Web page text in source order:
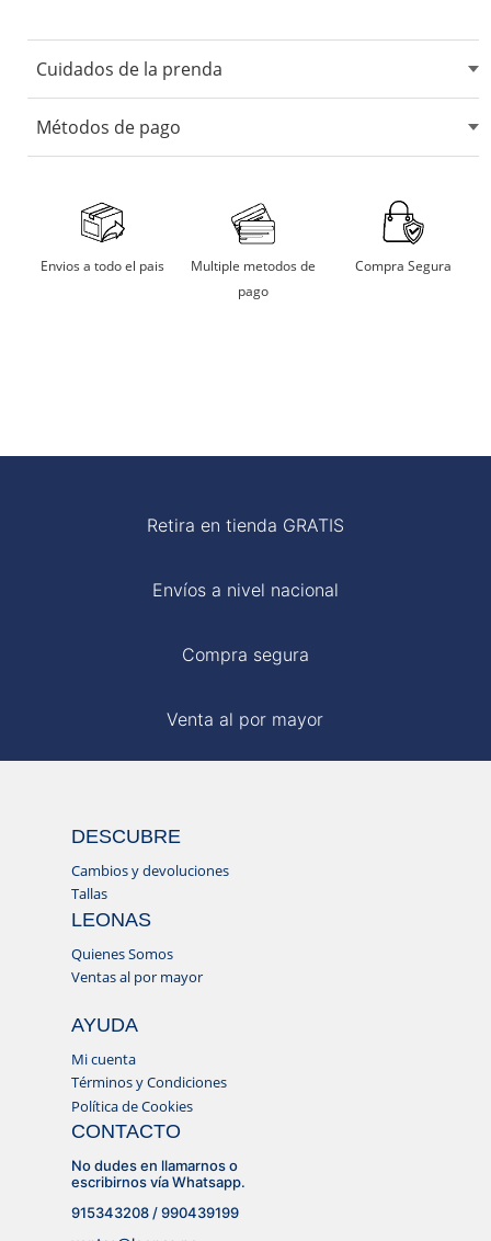
Cuidados de la prenda
No usar maquina secadora.
Secarlo en sombra.
Planchar a temperatura moderada
Métodos de pago
Aceptamos tarjetas de crédito, débito, transferencias
bancarias y billeteras digitales.
Envios a todo el pais
Multiple metodos de
pago
Compra Segura
Retira en tienda GRATIS
Envíos a nivel nacional
Compra segura
Venta al por mayor
DESCUBRE
Cambios y devoluciones
Tallas
LEONAS
Quienes Somos
Ventas al por mayor
AYUDA
Mi cuenta
Términos y Condiciones
Política de Cookies
CONTACTO
No dudes en llamarnos o
escribirnos vía Whatsapp.
915343208 / 990439199